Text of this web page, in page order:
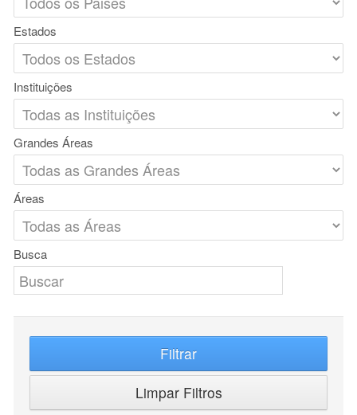
Estados
Instituições
Grandes Áreas
Áreas
Busca
Filtrar
Limpar Filtros